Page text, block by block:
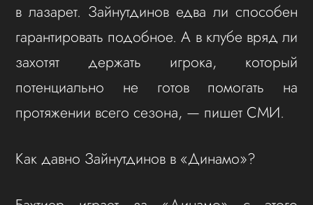
в лазарет. Зайнутдинов едва ли способен
гарантировать подобное. А в клубе вряд ли
захотят держать игрока, который
потенциально не готов помогать на
протяжении всего сезона, — пишет СМИ.
Как давно Зайнутдинов в «Динамо»?